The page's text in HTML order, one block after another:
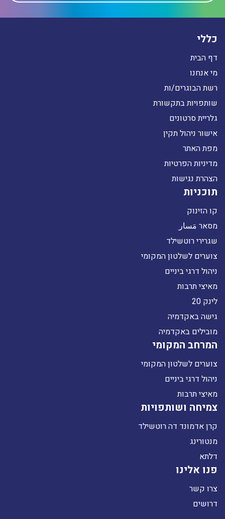
כללי
דף הבית
מי אנחנו
רשת הבוגרים/ות
שותפויות בתקשורת
גלריית סרטונים
אישור ניהול תקין
מפת האתר
מדיניות הפרטיות
הצהרת נגישות
תוכניות
קו הזינוק
מסאר مَسار
שגרירי רוטשילד
צוערים לשלטון המקומי
ניהול דרגי ביניים
מאיצי תרבות
לינק 20
גישה באקדמיה
מובילים באקדמיה
המרחב המקומי
צוערים לשלטון המקומי
ניהול דרגי ביניים
מאיצי תרבות
צמיחה ושותפויות
קרן אדמונד דה רוטשילד
מנטורינג
דלתא
פנו אלינו
צרו קשר
דרושים